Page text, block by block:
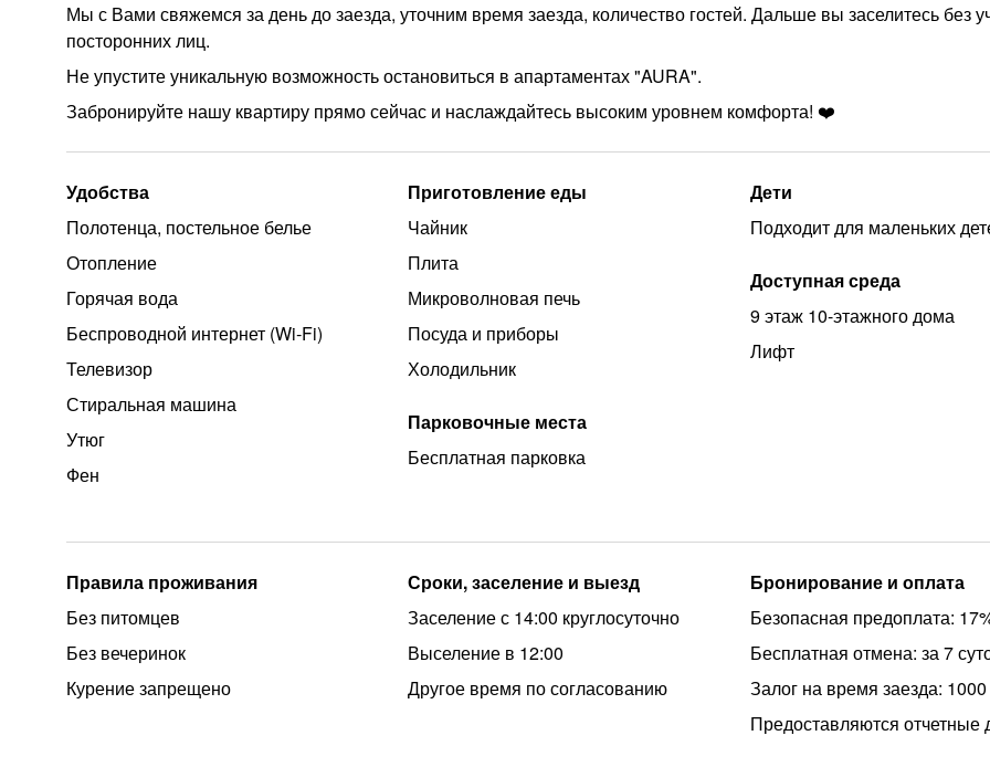
Мы с Вами свяжемся за день до заезда, уточним время заезда, количество гостей. Дальше вы заселитесь без
посторонних лиц.
Не упустите уникальную возможность остановиться в апартаментах "AURA".
Забронируйте нашу квартиру прямо сейчас и наслаждайтесь высоким уровнем комфорта! ❤️
Удобства
Полотенца, постельное белье
Отопление
Горячая вода
Беспроводной интернет (Wi‑Fi)
Телевизор
Стиральная машина
Утюг
Фен
Приготовление еды
Чайник
Плита
Микроволновая печь
Посуда и приборы
Холодильник
Парковочные места
Бесплатная парковка
Дети
Подходит для маленьких
Доступная среда
9 этаж 10-этажного дома
Лифт
Правила проживания
Без питомцев
Без вечеринок
Курение запрещено
Сроки, заселение и выезд
Заселение с 14:00 круглосуточно
Выселение в 12:00
Другое время по согласованию
Бронирование и оплата
Безопасная предоплата:
Бесплатная отмена: за 7
Залог на время заезда:
Предоставляются отчетные